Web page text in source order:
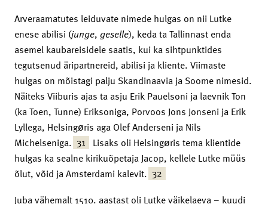
Arveraamatutes leiduvate nimede hulgas on nii Lutke
enese abilisi (junge, geselle), keda ta Tallinnast enda
asemel kaubareisidele saatis, kui ka sihtpunktides
tegutsenud äripartnereid, abilisi ja kliente. Viimaste
hulgas on mõistagi palju Skandinaavia ja Soome nimesid.
Näiteks Viiburis ajas ta asju Erik Pauelsoni ja laevnik Ton
(ka Toen, Tunne) Eriksoniga, Porvoos Jons Jonseni ja Erik
Lyllega, Helsingøris aga Olef Anderseni ja Nils
Michelseniga. 31 Lisaks oli Helsingøris tema klientide
hulgas ka sealne kirikuõpetaja Jacop, kellele Lutke müüs
õlut, võid ja Amsterdami kalevit. 32
Juba vähemalt 1510. aastast oli Lutke väikelaeva – kuudi